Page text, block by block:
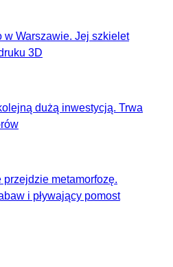
w Warszawie. Jej szkielet
3D
dużą inwestycją. Trwa
metamorfozę.
i pływający pomost